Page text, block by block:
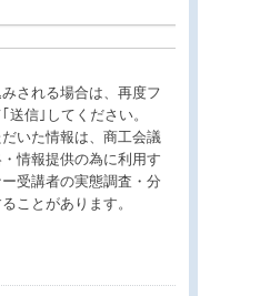
される場合は、再度フ
送信｣してください。
いた情報は、商工会議
情報提供の為に利用す
受講者の実態調査・分
ことがあります。